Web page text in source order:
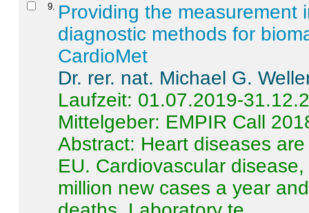
9
Providing the measurement
diagnostic methods for
CardioMet
Dr. rer. nat. Michael G.
Laufzeit: 01.07.2019-
Mittelgeber: EMPIR Call
Abstract: Heart diseases
EU. Cardiovascular
million new cases a year